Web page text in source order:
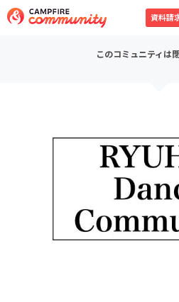
資料請
このコミュニティは